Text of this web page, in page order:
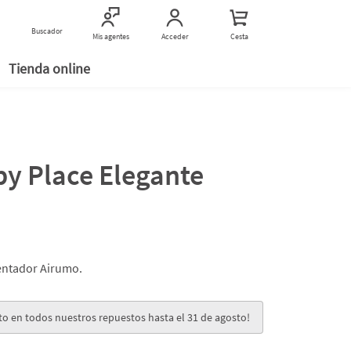
Buscador Mis agentes Acceder Cesta
Encuentranos
Buscar establecimientos
Tienda online
Place Elegante
Airumo.
en todos nuestros repuestos hasta el 31 de agosto!